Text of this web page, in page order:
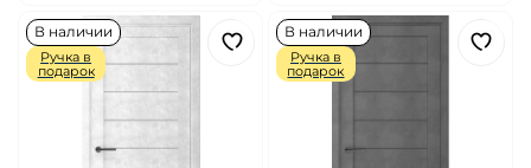
В наличии
Ручка в
подарок
В наличии
Ручка в
подарок